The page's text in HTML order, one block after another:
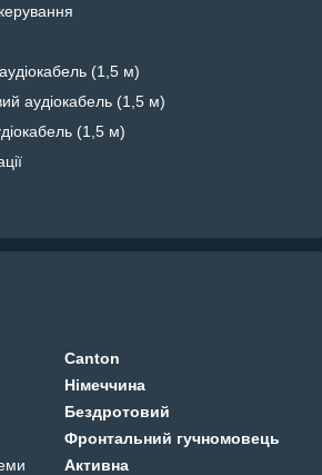
(1,5 м)
аудіокабель (1,5 м)
(1,5 м)
Canton
Німеччина
Бездротовий
Фронтальний гучномовець
Активна